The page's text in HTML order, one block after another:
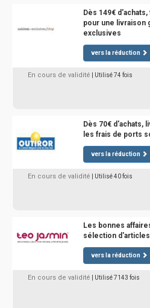
Dès 149€
pour une livraison
exclusives
vers la réduction
En cours de validité | Utilisé 74 fois
Dès 70€ d'achats,
les frais de ports
vers la réduction
En cours de validité | Utilisé 40 fois
Les bonnes
sélection d'articles
vers la réduction
En cours de validité | Utilisé 7143 fois